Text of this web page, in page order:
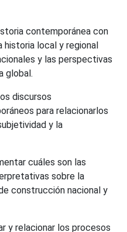
contemporánea con
historia local y regional
y las perspectivas
global.
discursos
para relacionarlos
y la
cuáles son las
sobre la
construcción nacional y
y relacionar los procesos